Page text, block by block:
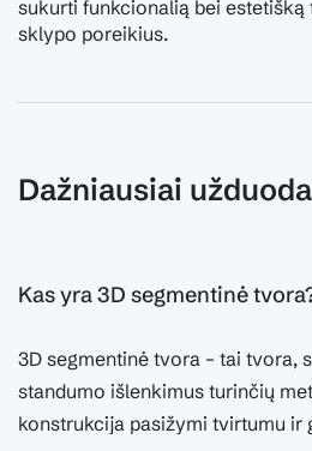
sukurti funkcionalią bei
sklypo poreikius.
Dažniausiai
Kas yra 3D segmentinė
3D segmentinė tvora – tai tvora,
standumo išlenkimus turinčių
konstrukcija pasižymi tvirtumu ir